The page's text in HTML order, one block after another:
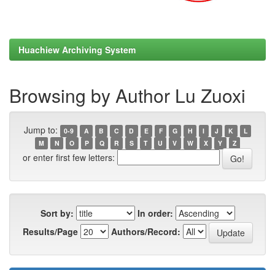
Huachiew Archiving System
Browsing by Author Lu Zuoxi
Jump to: 0-9 A B C D E F G H I J K
L
M
N O P Q R S T U V W X Y Z
or enter first few letters:
Sort by:
In order:
Results/Page
Authors/Record: